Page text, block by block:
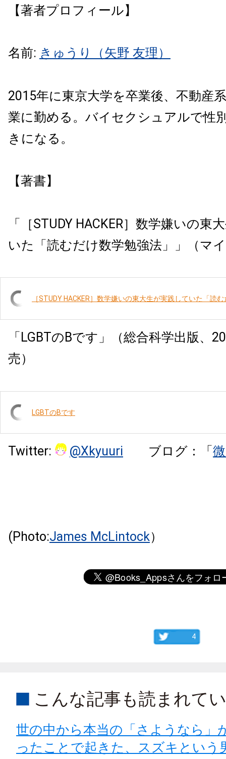
【著者プロフィール】
名前: きゅうり（矢野 友理）
2015年に東京大学を卒業後、不動産
業に勤める。バイセクシュアルで性
きになる。
【著書】
「［STUDY HACKER］数学嫌いの東
いた「読むだけ数学勉強法」」（マ
［STUDY HACKER］数学嫌いの東大生が実践していた「読
「 LGBTの Bです」（総合科学出版、
売）
LGBTのBです
Twitter: @Xkyuuri ブログ：「
(Photo:James McLintock）
4
こんな記事も読まれて
世の中から本当の「さようなら」
ったことで起きた、スズキという